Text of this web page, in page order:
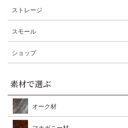
ストレージ
スモール
ショップ
素材で選ぶ
オーク材